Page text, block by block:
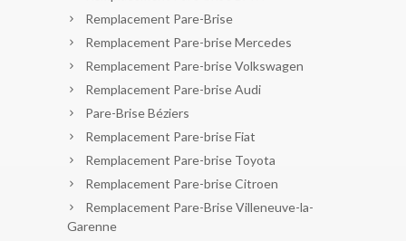
Remplacement Pare-Brise
Remplacement Pare-brise Mercedes
Remplacement Pare-brise Volkswagen
Remplacement Pare-brise Audi
Pare-Brise Béziers
Remplacement Pare-brise Fiat
Remplacement Pare-brise Toyota
Remplacement Pare-brise Citroen
Remplacement Pare-Brise Villeneuve-la-
Garenne